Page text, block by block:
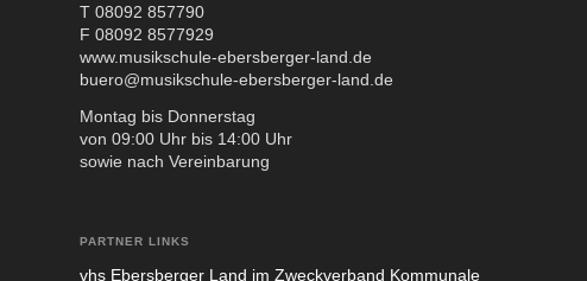
T 08092 857790
F 08092 8577929
www.musikschule-ebersberger-land.de
buero@musikschule-ebersberger-land.de
Mon­tag bis Don­ners­tag
von 09:00 Uhr bis 14:00 Uhr
sowie nach Ver­ein­ba­rung
PARTNER LINKS
vhs Ebers­ber­ger Land im Zweck­ver­band Kom­mu­na­le